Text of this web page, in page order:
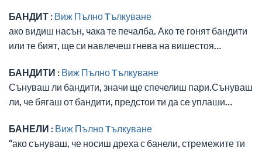
БАНДИТ : Виж Пълно Tълкуване
ако видиш насън, чака те печалба. Ако те гонят бандити
или те бият, ще си навлечеш гнева на вишестоя…
БАНДИТИ : Виж Пълно Tълкуване
Сънуваш ли бандити, значи ще спечелиш пари.Сънуваш
ли, че бягаш от бандити, предстои ти да се уплаши…
БАНЕЛИ : Виж Пълно Tълкуване
“ако сънуваш, че носиш дреха с банели, стремежите ти